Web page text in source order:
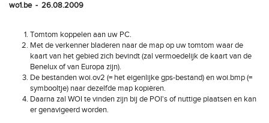
wo1.be - 26.08.2009
Tomtom koppelen aan uw PC.
Met de verkenner bladeren naar de map op uw tomtom waar de
kaart van het gebied zich bevindt (zal vermoedelijk de kaart van de
Benelux of van Europa zijn).
De bestanden woi.ov2 (= het eigenlijke gps-bestand) en woi.bmp (=
symbooltje) naar dezelfde map kopiëren.
Daarna zal WOI te vinden zijn bij de POI's of nuttige plaatsen en kan
er genavigeerd worden.